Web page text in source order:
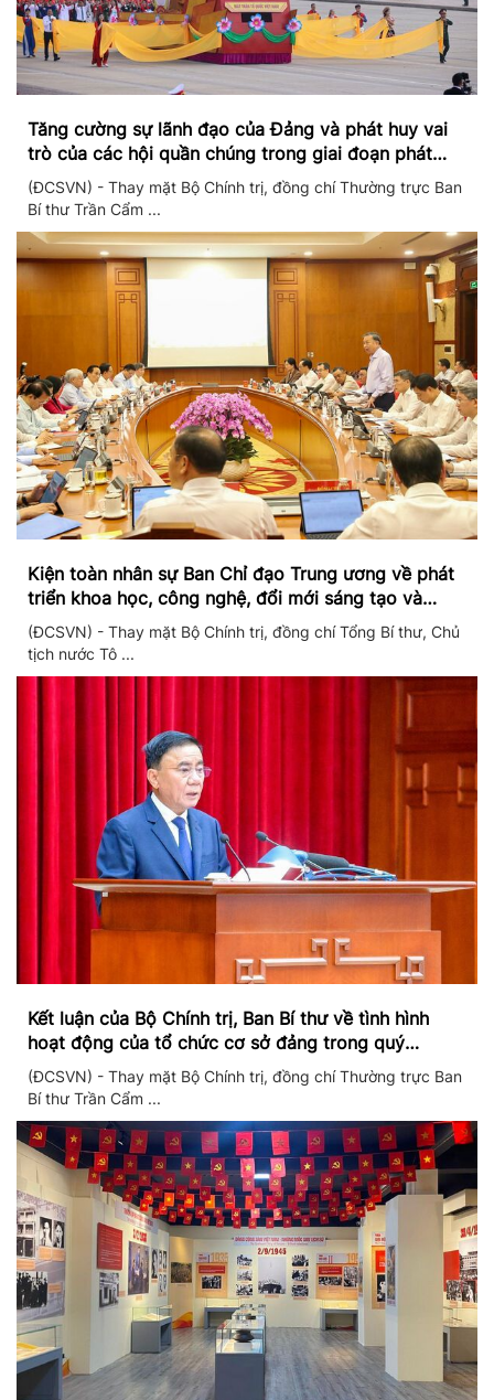
Tăng cường sự lãnh đạo của Đảng và phát huy vai
trò của các hội quần chúng trong giai đoạn phát
triển mới
(ĐCSVN) - Thay mặt Bộ Chính trị, đồng chí Thường trực Ban
Bí thư Trần Cẩm ...
Kiện toàn nhân sự Ban Chỉ đạo Trung ương về phát
triển khoa học, công nghệ, đổi mới sáng tạo và
chuyển đổi số
(ĐCSVN) - Thay mặt Bộ Chính trị, đồng chí Tổng Bí thư, Chủ
tịch nước Tô ...
Kết luận của Bộ Chính trị, Ban Bí thư về tình hình
hoạt động của tổ chức cơ sở đảng trong quý
II/2026
(ĐCSVN) - Thay mặt Bộ Chính trị, đồng chí Thường trực Ban
Bí thư Trần Cẩm ...